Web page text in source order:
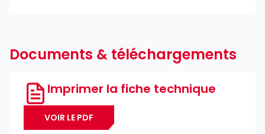
Documents & téléchargements
Imprimer la fiche technique
VOIR LE PDF